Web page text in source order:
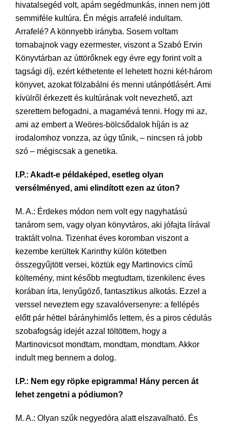
hivatalsegéd volt, apám segédmunkás, innen nem jött
semmiféle kultúra. Én mégis arrafelé indultam.
Arrafelé? A könnyebb irányba. Sosem voltam
tornabajnok vagy ezermester, viszont a Szabó Ervin
Könyvtárban az úttörőknek egy évre egy forint volt a
tagsági díj, ezért kéthetente el lehetett hozni két-három
könyvet, azokat fölzabálni és menni utánpótlásért. Ami
kívülről érkezett és kultúrának volt nevezhető, azt
szerettem befogadni, a magamévá tenni. Hogy mi az,
ami az embert a Weöres-bölcsődalok híján is az
irodalomhoz vonzza, az úgy tűnik, – nincsen rá jobb
szó – mégiscsak a genetika.
I.P.: Akadt-e példaképed, esetleg olyan
versélményed, ami elindított ezen az úton?
M. A.: Érdekes módon nem volt egy nagyhatású
tanárom sem, vagy olyan könyvtáros, aki jófajta lírával
traktált volna. Tizenhat éves koromban viszont a
kezembe kerültek Karinthy külön kötetben
összegyűjtött versei, köztük egy Martinovics című
költemény, mint később megtudtam, tizenkilenc éves
korában írta, lenyűgöző, fantasztikus alkotás. Ezzel a
verssel neveztem egy szavalóversenyre: a fellépés
előtt pár héttel bárányhimlős lettem, és a piros cédulás
szobafogság idejét azzal töltöttem, hogy a
Martinovicsot mondtam, mondtam, mondtam. Akkor
indult meg bennem a dolog.
I.P.: Nem egy röpke epigramma! Hány percen át
lehet zengetni a pódiumon?
M. A.: Olyan szűk negyedóra alatt elszavalható. És